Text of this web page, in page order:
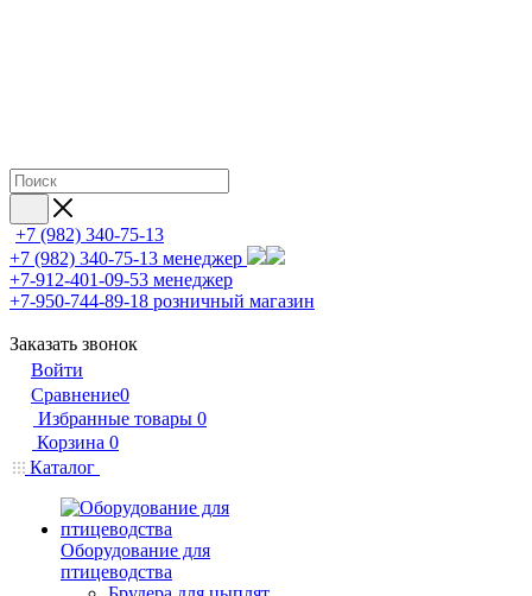
+7 (982) 340-75-13
+7 (982) 340-75-13 менеджер
+7-912-401-09-53 менеджер
+7-950-744-89-18 розничный магазин
Заказать звонок
Войти
Сравнение0
Избранные товары 0
Корзина 0
Каталог
Оборудование для
птицеводства